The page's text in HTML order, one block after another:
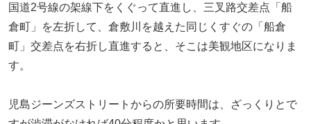
国道2号線の架線下をくぐって直進し、三叉路交差点「船
倉町」を左折して、倉敷川を越えた同じくすぐの「船倉
町」交差点を右折し直進すると、そこは美観地区になりま
す。
児島ジーンズストリートからの所要時間は、ざっくりとで